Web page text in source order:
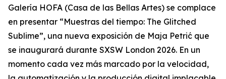
Galería HOFA (Casa de las Bellas Artes) se complace
en presentar “Muestras del tiempo: The Glitched
Sublime”, una nueva exposición de Maja Petrić que
se inaugurará durante SXSW London 2026. En un
momento cada vez más marcado por la velocidad,